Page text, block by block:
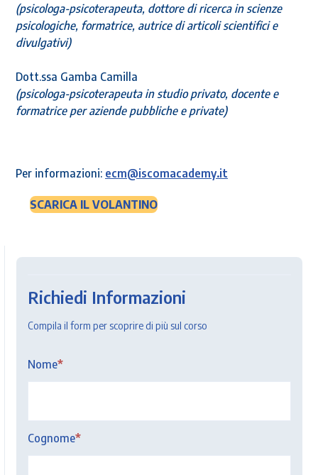
(psicologa-psicoterapeuta, dottore di ricerca in scienze
psicologiche, formatrice, autrice di articoli scientifici e
divulgativi)
Dott.ssa Gamba Camilla
(psicologa-psicoterapeuta in studio privato, docente e
formatrice per aziende pubbliche e private)
Per informazioni: ecm@iscomacademy.it
SCARICA IL VOLANTINO
Corsi
Richiedi Informazioni
Compila il form per scoprire di più sul corso
Nome*
Cognome*